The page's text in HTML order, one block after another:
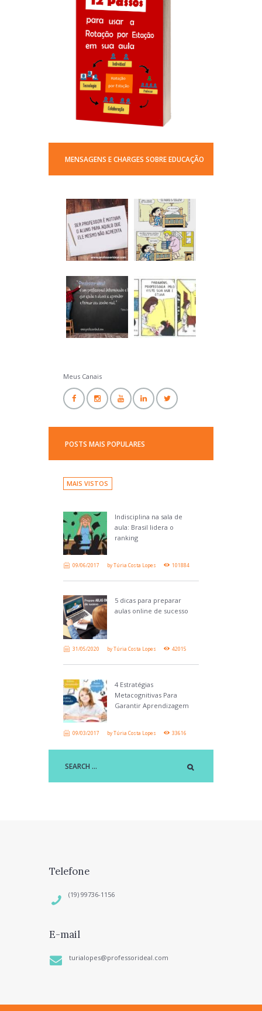
MENSAGENS E CHARGES SOBRE EDUCAÇÃO
Meus Canais
POSTS MAIS POPULARES
MAIS VISTOS
Indisciplina na sala de
aula: Brasil lidera o
ranking
09/06/2017 byTúria Costa Lopes 101884
5 dicas para preparar
aulas online de sucesso
31/05/2020 byTúria Costa Lopes 42015
4 Estratégias
Metacognitivas Para
Garantir Aprendizagem
09/03/2017 byTúria Costa Lopes 33616
Telefone
(19) 99736-1156
E-mail
turialopes@professorideal.com